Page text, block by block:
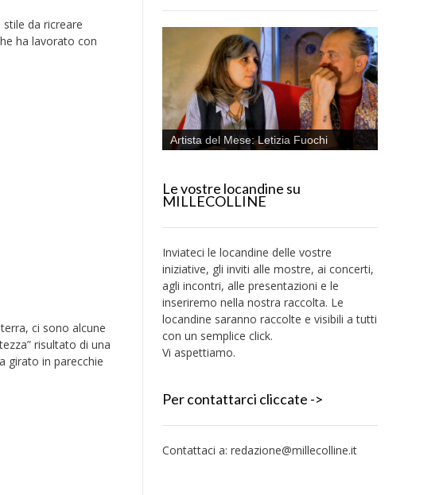
stile da ricreare
ha lavorato con
ci sono alcune
risultato di una
girato in parecchie
Artista del Mese: Letizia Fuochi
Le vostre locandine su
MILLECOLLINE
Inviateci le locandine delle vostre
iniziative, gli inviti alle mostre, ai concerti,
agli incontri, alle presentazioni e le
inseriremo nella nostra raccolta. Le
locandine saranno raccolte e visibili a tutti
con un semplice click.
Vi aspettiamo.
Per contattarci cliccate ->
Contattaci a: redazione@millecolline.it